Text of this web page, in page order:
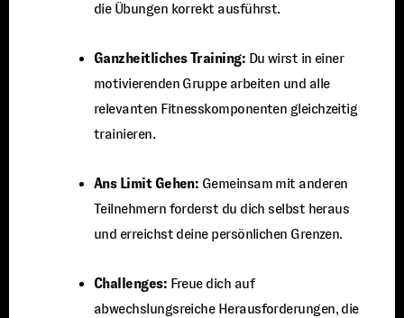
die Übungen korrekt ausführst.
Ganzheitliches Training: Du wirst in einer
motivierenden Gruppe arbeiten und alle
relevanten Fitnesskomponenten gleichzeitig
trainieren.
Ans Limit Gehen: Gemeinsam mit anderen
Teilnehmern forderst du dich selbst heraus
und erreichst deine persönlichen Grenzen.
Challenges: Freue dich auf
abwechslungsreiche Herausforderungen, die